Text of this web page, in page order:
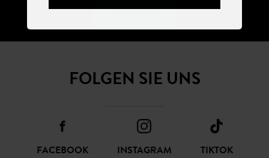
FOLGEN SIE UNS
FACEBOOK INSTAGRAM TIKTOK